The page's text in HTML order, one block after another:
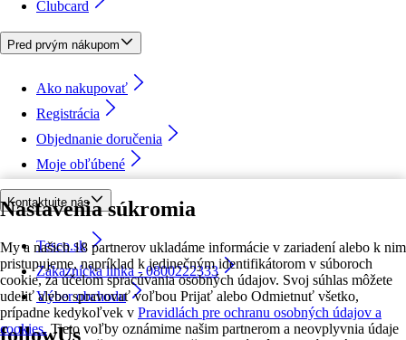
Nastavenia súkromia
My a našich 18 partnerov ukladáme informácie v zariadení alebo k nim
pristupujeme, napríklad k jedinečným identifikátorom v súboroch
cookie, za účelom spracúvania osobných údajov. Svoj súhlas môžete
udeliť alebo spravovať voľbou Prijať alebo Odmietnuť všetko,
prípadne kedykoľvek v Pravidlách pre ochranu osobných údajov a
cookies. Tieto voľby oznámime našim partnerom a neovplyvnia údaje
Clubcard
Pred prvým nákupom
Ako nakupovať
Registrácia
Objednanie doručenia
Moje obľúbené
Kontaktujte nás
Tesco.sk
Zákaznícka linka - 0800222333
Výber obchodu
followUs